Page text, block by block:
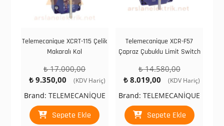
Telemecanique XCRT-115 Çelik
Makaralı Kol
₺17.000,00Orijinal
fiyat:
₺ 17.000,00.
₺9.350,00
Şu
andaki
fiyat:
₺ 9.350,00.
(KDV Hariç)
Brand: TELEMECANİQUE
Sepete Ekle
Telemecanique XCR-F57
Çapraz Çubuklu Limit Switch
₺14.580,00Orijinal
fiyat:
₺ 14.580,00.
₺ 8.019,00
Şu
andaki
fiyat:
₺ 8.019,00.
(KDV Hariç)
Brand:TELEMECANİQUE
Sepete Ekle